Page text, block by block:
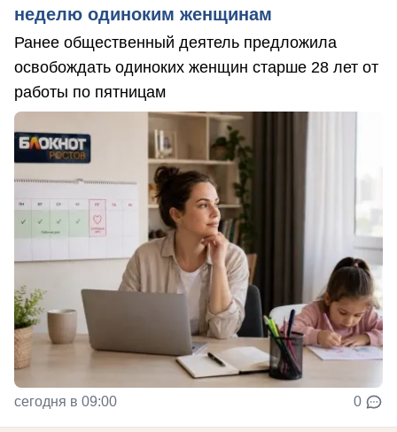
неделю одиноким женщинам
Ранее общественный деятель предложила
освобождать одиноких женщин старше 28 лет от
работы по пятницам
сегодня в 09:00 0